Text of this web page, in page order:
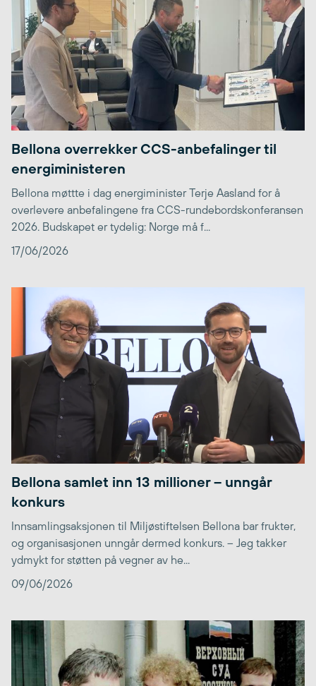
Bellona overrekker CCS-anbefalinger til
energiministeren
Bellona møttte i dag energiminister Terje Aasland for å
overlevere anbefalingene fra CCS-rundebordskonferansen
2026. Budskapet er tydelig: Norge må f...
17/06/2026
Bellona samlet inn 13 millioner – unngår
konkurs
Innsamlingsaksjonen til Miljøstiftelsen Bellona bar frukter,
og organisasjonen unngår dermed konkurs. – Jeg takker
ydmykt for støtten på vegner av he...
09/06/2026